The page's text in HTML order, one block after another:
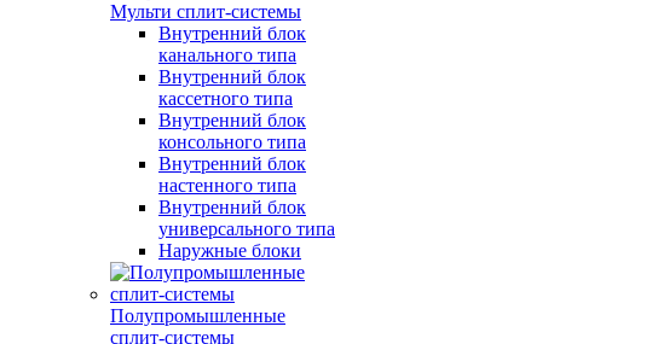
Мульти сплит-системы
Внутренний блок
канального типа
Внутренний блок
кассетного типа
Внутренний блок
консольного типа
Внутренний блок
настенного типа
Внутренний блок
универсального типа
Наружные блоки
Полупромышленные
сплит-системы